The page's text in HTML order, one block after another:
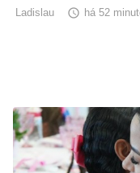
Ladislau  há 52